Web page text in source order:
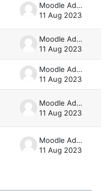
Moodle Admin
11 Aug 2023
Moodle Admin
11 Aug 2023
Moodle Admin
11 Aug 2023
Moodle Admin
11 Aug 2023
Moodle Admin
11 Aug 2023